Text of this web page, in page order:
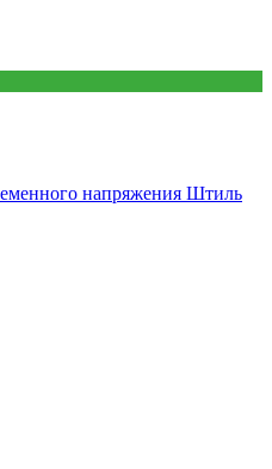
напряжения Штиль